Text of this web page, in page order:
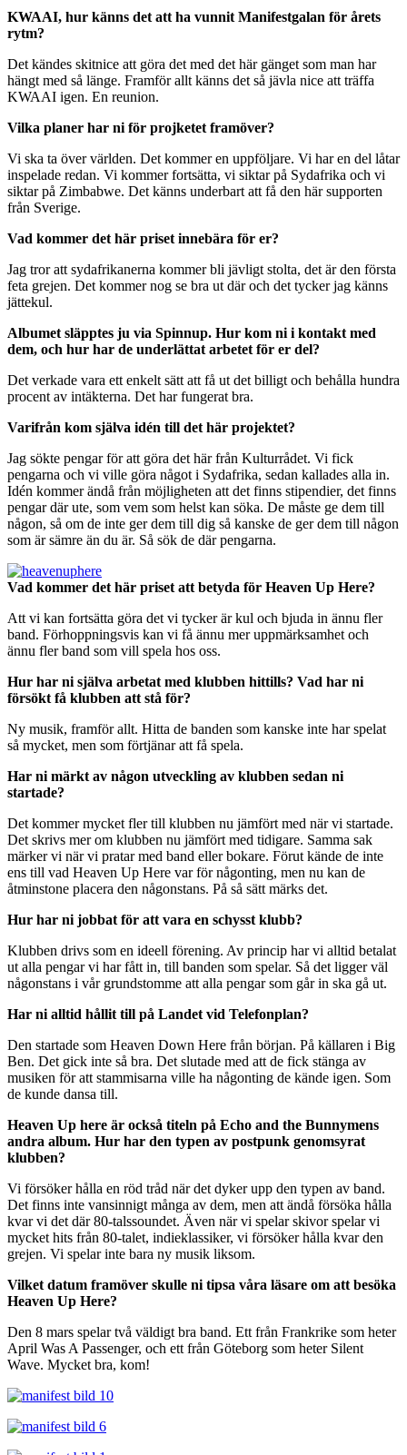
KWAAI, hur känns det att ha vunnit Manifestgalan för årets
rytm?
Det kändes skitnice att göra det med det här gänget som man har
hängt med så länge. Framför allt känns det så jävla nice att träffa
KWAAI igen. En reunion.
Vilka planer har ni för projketet framöver?
Vi ska ta över världen. Det kommer en uppföljare. Vi har en del låtar
inspelade redan. Vi kommer fortsätta, vi siktar på Sydafrika och vi
siktar på Zimbabwe. Det känns underbart att få den här supporten
från Sverige.
Vad kommer det här priset innebära för er?
Jag tror att sydafrikanerna kommer bli jävligt stolta, det är den första
feta grejen. Det kommer nog se bra ut där och det tycker jag känns
jättekul.
Albumet släpptes ju via Spinnup. Hur kom ni i kontakt med
dem, och hur har de underlättat arbetet för er del?
Det verkade vara ett enkelt sätt att få ut det billigt och behålla hundra
procent av intäkterna. Det har fungerat bra.
Varifrån kom själva idén till det här projektet?
Jag sökte pengar för att göra det här från Kulturrådet. Vi fick
pengarna och vi ville göra något i Sydafrika, sedan kallades alla in.
Idén kommer ändå från möjligheten att det finns stipendier, det finns
pengar där ute, som vem som helst kan söka. De måste ge dem till
någon, så om de inte ger dem till dig så kanske de ger dem till någon
som är sämre än du är. Så sök de där pengarna.
Vad kommer det här priset att betyda för Heaven Up Here?
Att vi kan fortsätta göra det vi tycker är kul och bjuda in ännu fler
band. Förhoppningsvis kan vi få ännu mer uppmärksamhet och
ännu fler band som vill spela hos oss.
Hur har ni själva arbetat med klubben hittills? Vad har ni
försökt få klubben att stå för?
Ny musik, framför allt. Hitta de banden som kanske inte har spelat
så mycket, men som förtjänar att få spela.
Har ni märkt av någon utveckling av klubben sedan ni
startade?
Det kommer mycket fler till klubben nu jämfört med när vi startade.
Det skrivs mer om klubben nu jämfört med tidigare. Samma sak
märker vi när vi pratar med band eller bokare. Förut kände de inte
ens till vad Heaven Up Here var för någonting, men nu kan de
åtminstone placera den någonstans. På så sätt märks det.
Hur har ni jobbat för att vara en schysst klubb?
Klubben drivs som en ideell förening. Av princip har vi alltid betalat
ut alla pengar vi har fått in, till banden som spelar. Så det ligger väl
någonstans i vår grundstomme att alla pengar som går in ska gå ut.
Har ni alltid hållit till på Landet vid Telefonplan?
Den startade som Heaven Down Here från början. På källaren i Big
Ben. Det gick inte så bra. Det slutade med att de fick stänga av
musiken för att stammisarna ville ha någonting de kände igen. Som
de kunde dansa till.
Heaven Up here är också titeln på Echo and the Bunnymens
andra album. Hur har den typen av postpunk genomsyrat
klubben?
Vi försöker hålla en röd tråd när det dyker upp den typen av band.
Det finns inte vansinnigt många av dem, men att ändå försöka hålla
kvar vi det där 80-talssoundet. Även när vi spelar skivor spelar vi
mycket hits från 80-talet, indieklassiker, vi försöker hålla kvar den
grejen. Vi spelar inte bara ny musik liksom.
Vilket datum framöver skulle ni tipsa våra läsare om att besöka
Heaven Up Here?
Den 8 mars spelar två väldigt bra band. Ett från Frankrike som heter
April Was A Passenger, och ett från Göteborg som heter Silent
Wave. Mycket bra, kom!